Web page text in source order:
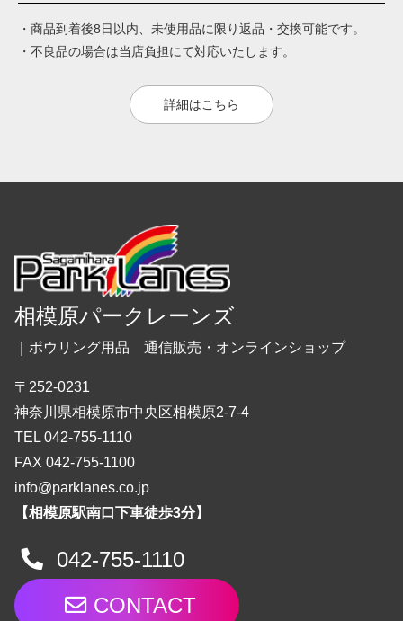
・商品到着後8日以内、未使用品に限り返品・交換可能です。
・不良品の場合は当店負担にて対応いたします。
詳細はこちら
相模原パークレーンズ
｜ボウリング用品 通信販売・オンラインショップ
〒252-0231
神奈川県相模原市中央区相模原2-7-4
TEL 042-755-1110
FAX 042-755-1100
info@parklanes.co.jp
【相模原駅南口下車徒歩3分】
042-755-1110
CONTACT